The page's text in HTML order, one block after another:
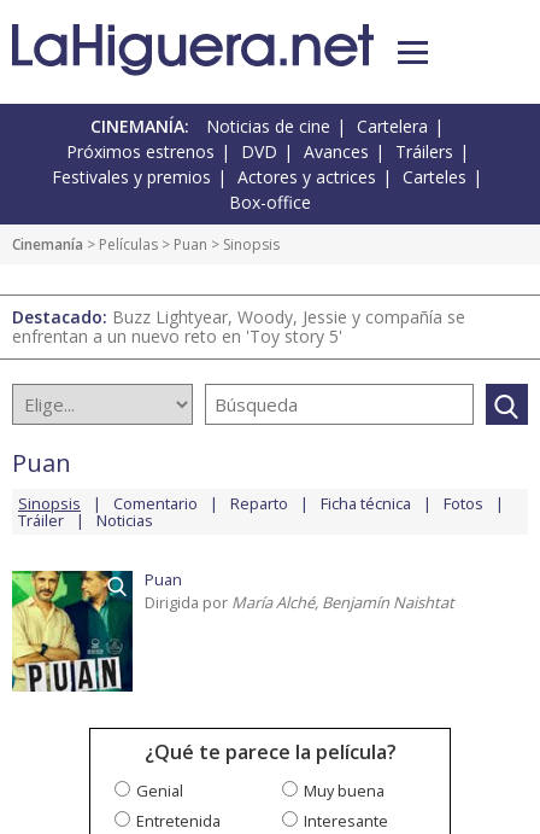
CINEMANÍA: Noticias de cine
Cartelera
Próximos estrenos
DVD Avances
Tráilers
Festivales y premios
Actores y actrices
Carteles
Box-office
Cinemanía > Películas > Puan > Sinopsis
Destacado: Buzz Lightyear, Woody, Jessie y compañía se
enfrentan a un nuevo reto en 'Toy story 5'
Puan
Sinopsis Comentario Reparto Ficha técnica Fotos
Tráiler Noticias
Puan
Dirigida por María Alché, Benjamín Naishtat
¿Qué te parece la película?
Genial
Muy buena
Entretenida
Interesante